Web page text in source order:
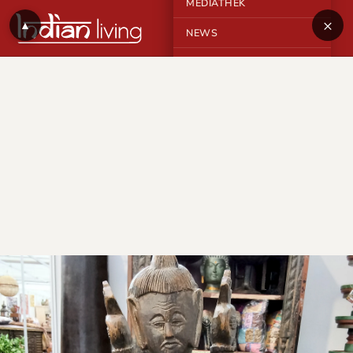
MEDIATHEK
NEWS ×
▲